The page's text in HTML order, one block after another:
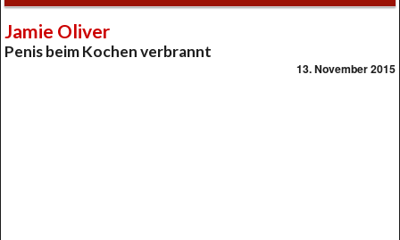
Jamie Oliver
Penis beim Kochen verbrannt
13. November 2015